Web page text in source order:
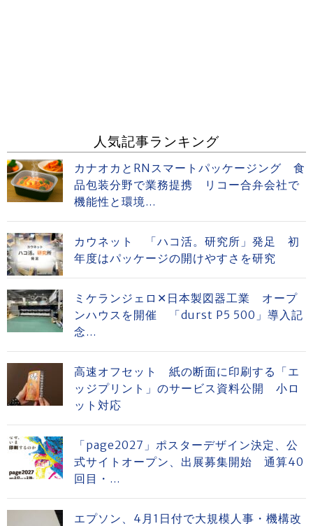
人気記事ランキング
カナオカとRNスマートパッケージング 食
品包装分野で業務提携 リコー合弁会社で
機能性と環境...
カウネット 「ハコ活。研究所」発足 初
年度はパッケージの開けやすさを研究
ミケランジェロ✕日本製図器工業 オープ
ンハウスを開催 「durst P5 500」導入記
念...
高速オフセット 紙の断面に印刷する「エ
ッジプリント」のサービス資料公開 小ロ
ット対応
「page2027」ポスターデザイン決定、公
式サイトオープン、出展募集開始 通算40
回目・...
エプソン、4月1日付で大規模人事・機構改